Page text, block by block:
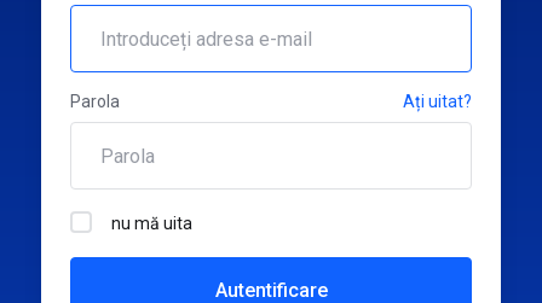
Parola Ați uitat?
nu mă uita
Autentificare